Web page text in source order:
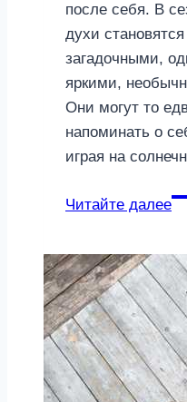
после себя. В
духи
загадочными,
яркими,
Они могут то
напоминать о
играя на
Читайте далее
в